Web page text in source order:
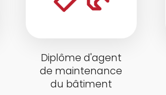
Diplôme d'agent
de maintenance
du bâtiment